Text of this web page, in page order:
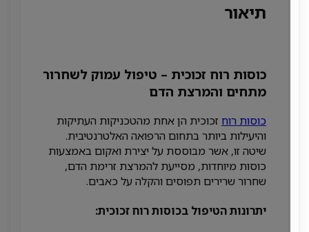
תיאור
כוסות רוח זכוכית – טיפול עמוק לשחרור
מתחים והמרצת הדם
כוסות רוח זכוכית הן אחת מהטכניקות העתיקות
והיעילות ביותר בתחום הרפואה האלטרנטיבית.
שיטה זו, אשר מבוססת על יצירת ואקום באמצעות
כוסות מיוחדות, מסייעת להמרצת זרימת הדם,
שחרור שרירים תפוסים והקלה על כאבים.
יתרונות הטיפול בכוסות רוח זכוכית: